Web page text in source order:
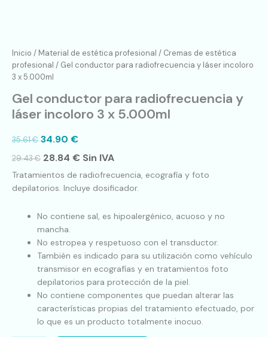
Inicio / Material de estética profesional / Cremas de estética
profesional / Gel conductor para radiofrecuencia y láser incoloro
3 x 5.000ml
Gel conductor para radiofrecuencia y
láser incoloro 3 x 5.000ml
35.61€ 34.90 €
29.43€ 28.84 € Sin IVA
Tratamientos de radiofrecuencia, ecografía y foto
depilatorios. Incluye dosificador.
No contiene sal, es hipoalergénico, acuoso y no
mancha.
No estropea y respetuoso con el transductor.
También es indicado para su utilización como vehículo
transmisor en ecografías y en tratamientos foto
depilatorios para protección de la piel.
No contiene componentes que puedan alterar las
características propias del tratamiento efectuado, por
lo que es un producto totalmente inocuo.
cantidad